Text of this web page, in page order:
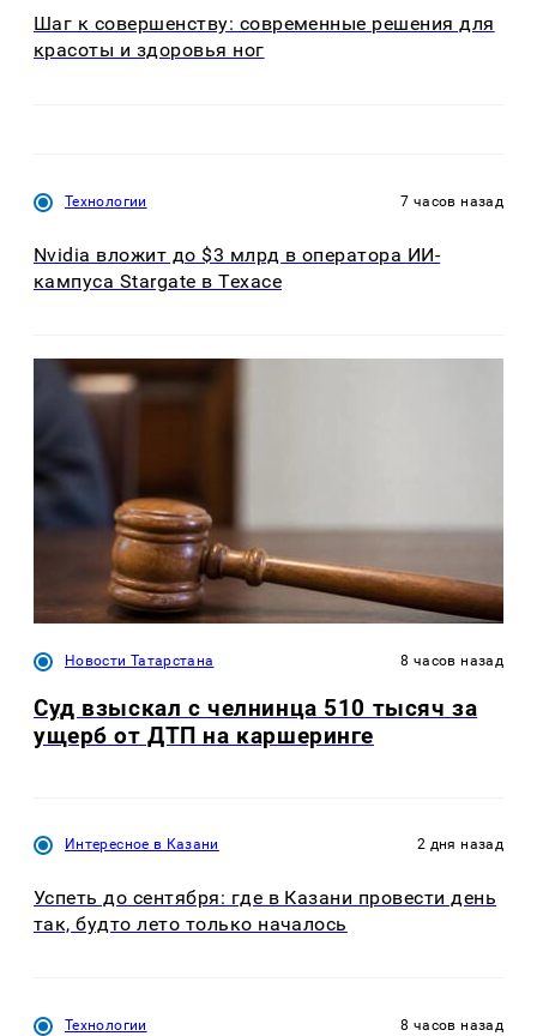
Шаг к совершенству: современные решения для
красоты и здоровья ног
Технологии 7 часов назад
Nvidia вложит до $3 млрд в оператора ИИ-
кампуса Stargate в Техасе
Новости Татарстана 8 часов назад
Суд взыскал с челнинца 510 тысяч за
ущерб от ДТП на каршеринге
Интересное в Казани 2 дня назад
Успеть до сентября: где в Казани провести день
так, будто лето только началось
Технологии 8 часов назад